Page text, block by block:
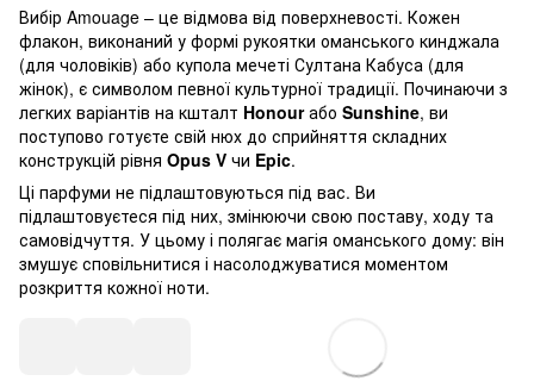
Вибір Amouage – це відмова від поверхневості. Кожен
флакон, виконаний у формі рукоятки оманського кинджала
(для чоловіків) або купола мечеті Султана Кабуса (для
жінок), є символом певної культурної традиції. Починаючи з
легких варіантів на кшталт Honourабо Sunshine, ви
поступово готуєте свій нюх до сприйняття складних
конструкцій рівня Opus V чи Epic.
Ці парфуми не підлаштовуються під вас. Ви
підлаштовуєтеся під них, змінюючи свою поставу, ходу та
самовідчуття. У цьому і полягає магія оманського дому: він
змушує сповільнитися і насолоджуватися моментом
розкриття кожної ноти.